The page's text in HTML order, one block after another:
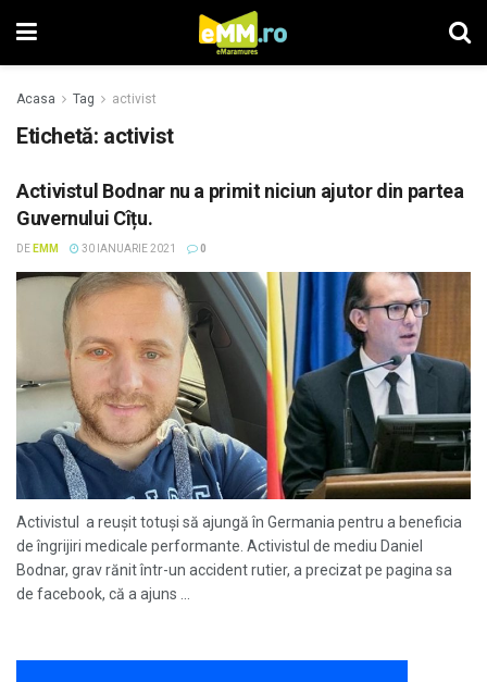
Acasa Tag activist
Etichetă: activist
Activistul Bodnar nu a primit niciun ajutor din partea
Guvernului Cîțu.
DE EMM 30 IANUARIE 2021 0
Activistul a reușit totuși să ajungă în Germania pentru a beneficia
de îngrijiri medicale performante. Activistul de mediu Daniel
Bodnar, grav rănit într-un accident rutier, a precizat pe pagina sa
de facebook, că a ajuns ...